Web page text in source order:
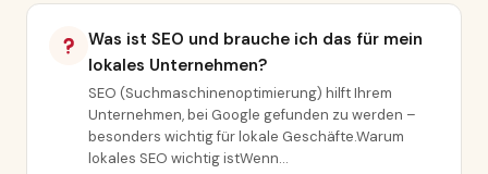
Was ist SEO und brauche ich das für mein
lokales Unternehmen?
SEO (Suchmaschinenoptimierung) hilft Ihrem
Unternehmen, bei Google gefunden zu werden –
besonders wichtig für lokale Geschäfte.Warum
lokales SEO wichtig istWenn…